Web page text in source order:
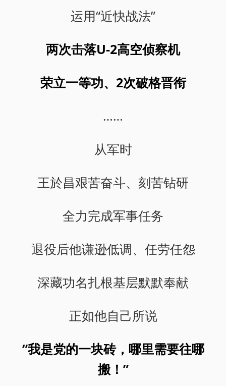
运用“近快战法”
两次击落U-2高空侦察机
荣立一等功、2次破格晋衔
……
从军时
王於昌艰苦奋斗、刻苦钻研
全力完成军事任务
退役后他谦逊低调、任劳任怨
深藏功名扎根基层默默奉献
正如他自己所说
“我是党的一块砖，哪里需要往哪
搬！”